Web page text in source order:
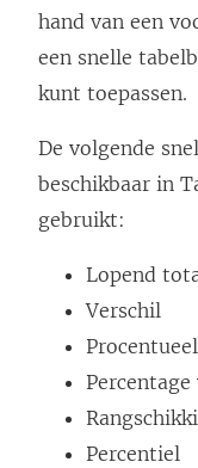
hand van een
een snelle
kunt toepassen.
De volgende
beschikbaar in
gebruikt:
Lopend
Verschil
Percentiel